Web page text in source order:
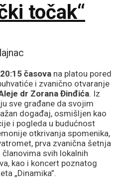
točak“
20:15 časova na platou pored
i zvanično otvaranje
dr Zorana Đinđića. Iz
sve građane da svojim
događaj, osmišljen kao
i pogleda u budućnost
otkrivanja spomenika,
prva zvanična šetnja
svih lokalnih
kao i koncert poznatog
„Dinamika”.